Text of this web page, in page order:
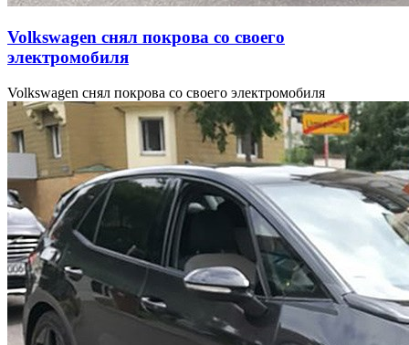
Volkswagen снял покрова со своего
электромобиля
Volkswagen снял покрова со своего электромобиля